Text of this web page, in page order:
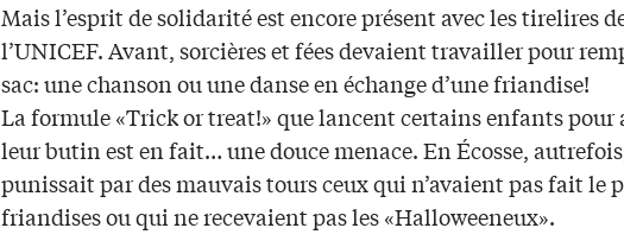
Mais l’esprit de solidarité est encore présent avec les tirelires
l’UNICEF. Avant, sorcières et fées devaient travailler pour
sac: une chanson ou une danse en échange d’une friandise!
La formule «Trick or treat!» que lancent certains enfants pour
leur butin est en fait… une douce menace. En Écosse,
punissait par des mauvais tours ceux qui n’avaient pas fait le
friandises ou qui ne recevaient pas les «Halloweeneux».